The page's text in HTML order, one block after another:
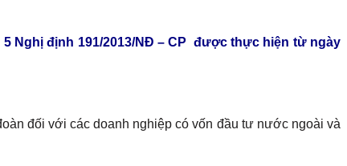
5 Nghị định 191/2013/NĐ – CP được thực hiện từ ngày
đối với các doanh nghiệp có vốn đầu tư nước ngoài và